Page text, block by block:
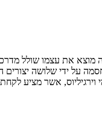
מוצא את עצמו שולל
על ידי שלושה יצורים
וירגיליוס, אשר מציע